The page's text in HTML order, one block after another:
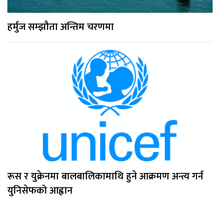
हर्मुज सम्झौता अन्तिम चरणमा
रूस र युक्रेनमा बालबालिकामाथि हुने आक्रमण अन्त्य गर्न
युनिसेफको आह्वान